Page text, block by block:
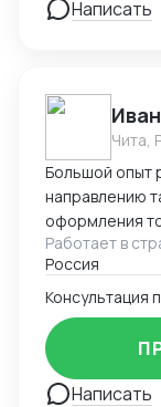
— Опыт
удалённая
Написать
Чита,
Большой опыт
направлению
оформления
товаров,
документов
Таможенными
доказыванию
Работает в
Россия
Написать